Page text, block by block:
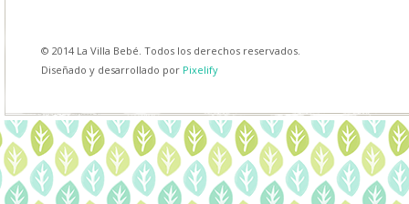
© 2014 La Villa Bebé. Todos los derechos reservados.
Diseñado y desarrollado por Pixelify